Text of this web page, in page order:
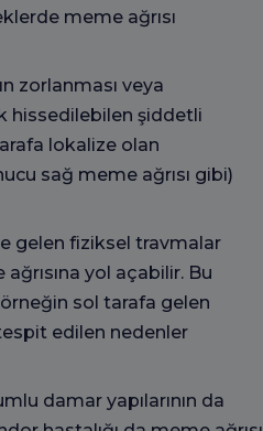
meme ağrısı
zorlanması veya
hissedilebilen şiddetli
lokalize olan
sağ meme ağrısı gibi)
gelen fiziksel travmalar
yol açabilir. Bu
sol tarafa gelen
edilen nedenler
damar yapılarının da